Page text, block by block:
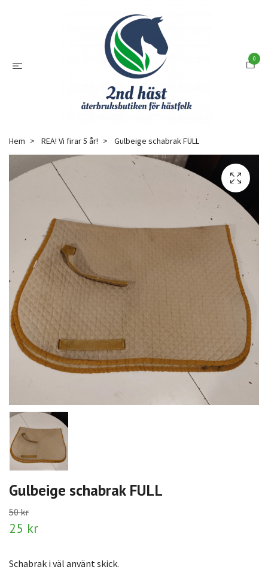
0
Hem REA! Vi firar 5 år! Gulbeige schabrak FULL
Gulbeige schabrak FULL
50 kr
25 kr
Schabrak i väl använt skick.